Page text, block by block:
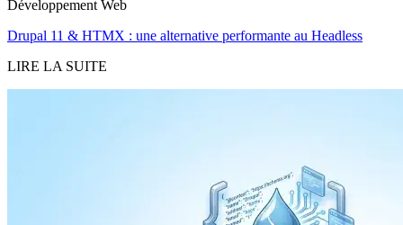
Développement Web
Drupal 11 & HTMX : une alternative performante au Headless
LIRE LA SUITE